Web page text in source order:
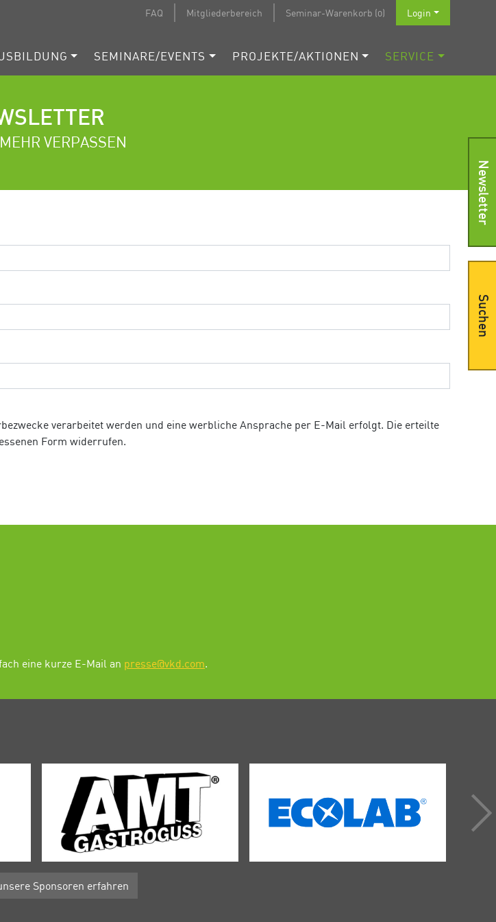
FAQ Mitgliederbereich Seminar-Warenkorb (0) Login
SEMINARE/EVENTS PROJEKTE/AKTIONEN SERVICE
VERPASSEN
verarbeitet werden und eine werbliche Ansprache per E-Mail erfolgt. Die erteilte
Form widerrufen.
eine kurze E-Mail an presse@vkd.com.
Newsletter
Suchen
Sponsoren erfahren